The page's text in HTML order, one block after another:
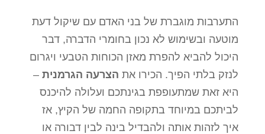
את
האפשרויות
התערבות מוגברת של בני האדם עם שיקול דעת
מוטעה ובשימוש לא נכון בחומרי הדברה, דבר
היכול להביא להפרת מאזן הכוחות הטבעי ויגרום
לנזק בלתי הפיך. הכירו את הצרעה הגרמנית–
היא זאת שמתעופפת בגינתכם ועלולה להיכנס
לביתכם במיוחד בתקופה החמה של הקיץ, אז
איך לזהות אותה ולהבדיל בינה לבין דבורה או